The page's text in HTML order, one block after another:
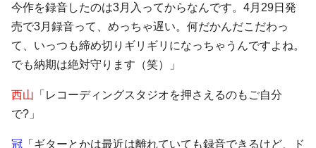
今作を録音したのは3月入ってからなんです。4月29日発
売で3月録音って、めっちゃ遅い。何だかんだこだわっ
て、いっつも締め切りギリギリになっちゃうんですよね。
でも納期は絶対守ります（笑）」
西山 「レコーディングスタジオを押さえるのもご自分
で?」
冠 「ギターとかは最近は離れていても録音できるけど、ド